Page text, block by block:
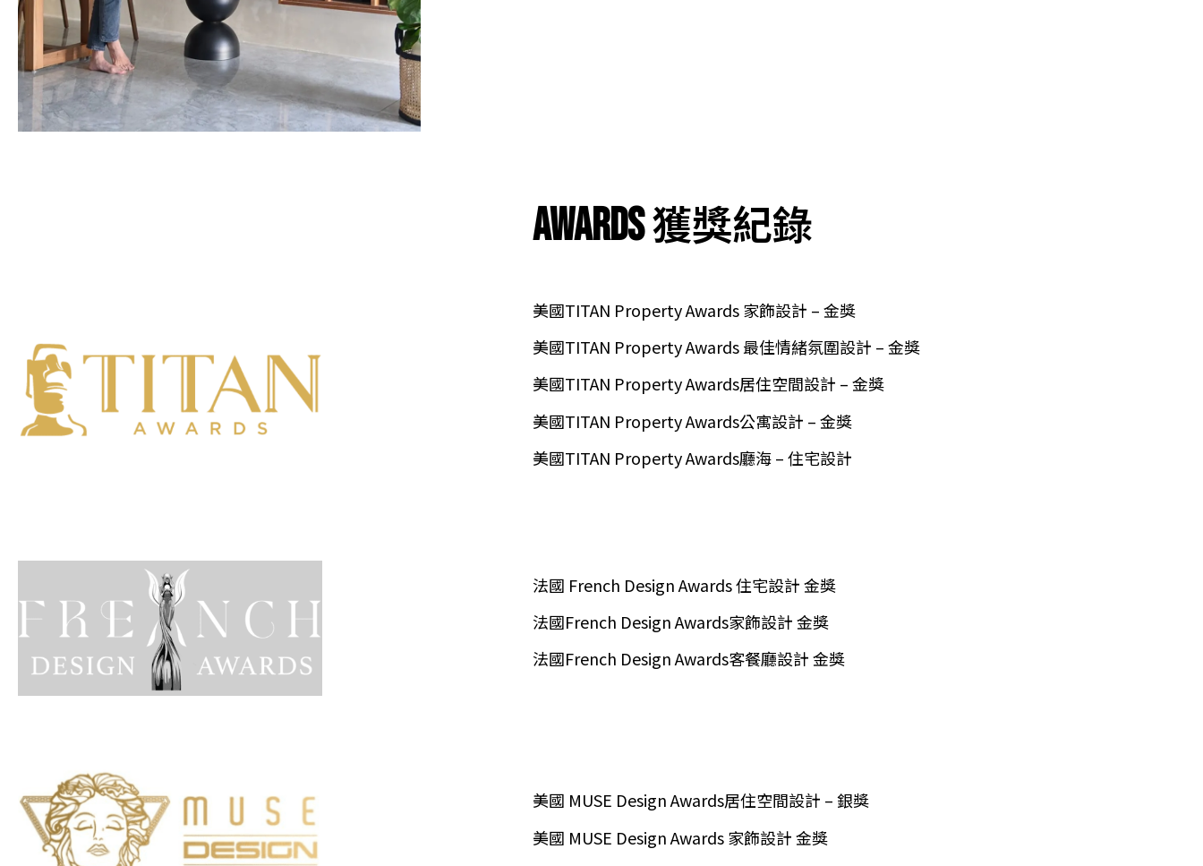
AWARDS獲獎紀錄
美國TITAN Property Awards 家飾設計 – 金獎
美國TITAN Property Awards 最佳情緒氛圍設計 – 金獎
美國TITAN Property Awards居住空間設計 – 金獎
美國TITAN Property Awards公寓設計 – 金獎
美國TITAN Property Awards廳海 – 住宅設計
法國 French Design Awards 住宅設計 金獎
法國French Design Awards家飾設計 金獎
法國French Design Awards客餐廳設計 金獎
美國 MUSE Design Awards居住空間設計 – 銀獎
美國 MUSE Design Awards 家飾設計 金獎